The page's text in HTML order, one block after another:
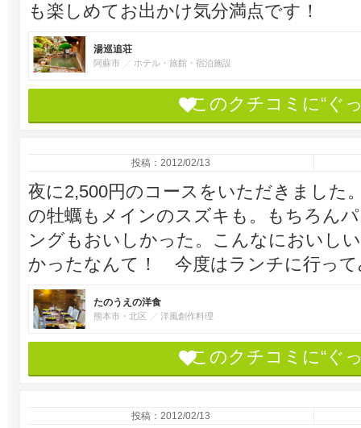
も楽しめてお出かけ気分満点です！
湯巡追荘
阿蘇市 ホテル・旅館・宿泊施設
このクチコミに“ぐ
投稿：2012/02/13
夜に2,500円のコースをいただきました
の牡蠣もメインのスズキも。もちろん
ングもおいしかった。こんなにおいし
かったなんて！ 今度はランチに行っ
たのうえの洋食
熊本市・北区 洋風創作料理
このクチコミに“ぐ
投稿：2012/02/13